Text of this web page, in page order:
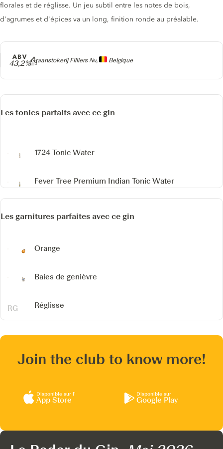
Producteur
Graanstokerij Filliers Nv, Belgique
ABV
43,2%
florales et de réglisse. Un jeu subtil entre les notes de bois,
d'agrumes et d'épices va un long, finition ronde au préalable.
Les tonics parfaits avec ce gin
1724 Tonic Water
Fever Tree Premium Indian Tonic Water
Les garnitures parfaites avec ce gin
Orange
Baies de genièvre
Réglisse
Join the club to know more!
Disponible sur l’
App Store
Disponible sur
Google Play